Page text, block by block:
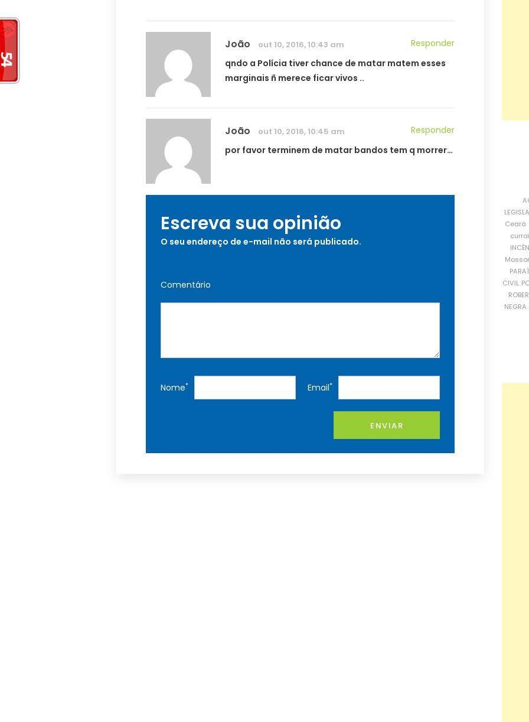
João out 10, 2016, 10:43 am
Responder
qndo a Polícia tiver chance de matar matem esses
marginais ñ merece ficar vivos ..
João out 10, 2016, 10:45 am
Responder
por favor terminem de matar bandos tem q morrer…
Escreva sua opinião
O seu endereço de e-mail não será publicado.
Comentário
Nome* Email*
ENVIAR
Ceará
CIVIL
NEGRA